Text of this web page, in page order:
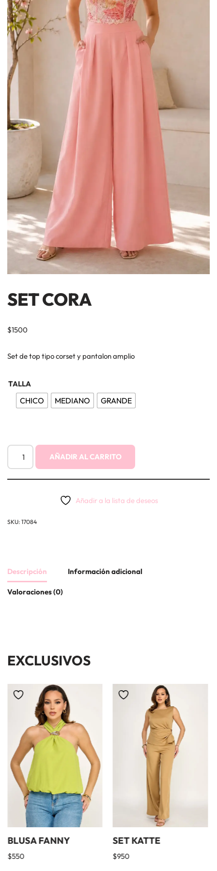
SET CORA
$1500
Set de top tipo corset y pantalon amplio
TALLA
CHICO MEDIANO GRANDE
AÑADIR AL CARRITO
Añadir a la lista de deseos
SKU: 17084
Descripción Información adicional
Valoraciones (0)
EXCLUSIVOS
BLUSA FANNY
$550
SET KATTE
$950